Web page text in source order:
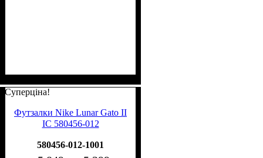
Суперціна!
Футзалки Nike Lunar Gato II
IC 580456-012
580456-012-1001